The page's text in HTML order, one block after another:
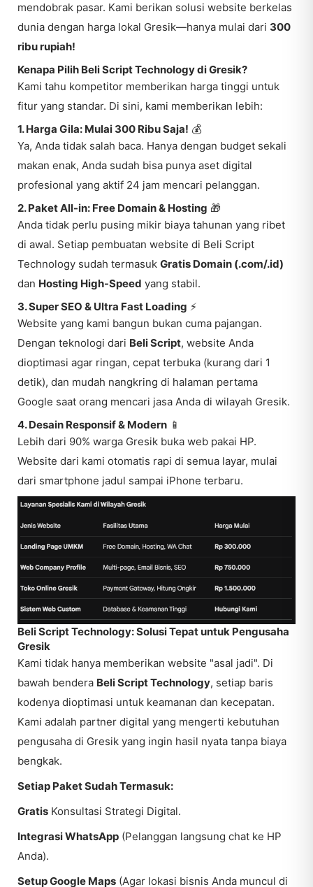
mendobrak pasar. Kami berikan solusi website berkelas
dunia dengan harga lokal Gresik—hanya mulai dari 300
ribu rupiah!
Kenapa Pilih Beli Script Technology di Gresik?
Kami tahu kompetitor memberikan harga tinggi untuk
fitur yang standar. Di sini, kami memberikan lebih:
1. Harga Gila: Mulai 300 Ribu Saja! 💰
Ya, Anda tidak salah baca. Hanya dengan budget sekali
makan enak, Anda sudah bisa punya aset digital
profesional yang aktif 24 jam mencari pelanggan.
2. Paket All-in: Free Domain & Hosting 🎁
Anda tidak perlu pusing mikir biaya tahunan yang ribet
di awal. Setiap pembuatan website di Beli Script
Technology sudah termasuk Gratis Domain (.com/.id)
dan Hosting High-Speed yang stabil.
3. Super SEO & Ultra Fast Loading ⚡
Website yang kami bangun bukan cuma pajangan.
Dengan teknologi dari Beli Script, website Anda
dioptimasi agar ringan, cepat terbuka (kurang dari 1
detik), dan mudah nangkring di halaman pertama
Google saat orang mencari jasa Anda di wilayah Gresik.
4. Desain Responsif & Modern 📱
Lebih dari 90% warga Gresik buka web pakai HP.
Website dari kami otomatis rapi di semua layar, mulai
dari smartphone jadul sampai iPhone terbaru.
Beli Script Technology: Solusi Tepat untuk Pengusaha
Gresik
Kami tidak hanya memberikan website "asal jadi". Di
bawah bendera Beli Script Technology, setiap baris
kodenya dioptimasi untuk keamanan dan kecepatan.
Kami adalah partner digital yang mengerti kebutuhan
pengusaha di Gresik yang ingin hasil nyata tanpa biaya
bengkak.
Setiap Paket Sudah Termasuk:
Gratis Konsultasi Strategi Digital.
Integrasi WhatsApp (Pelanggan langsung chat ke HP
Anda).
Setup Google Maps (Agar lokasi bisnis Anda muncul di